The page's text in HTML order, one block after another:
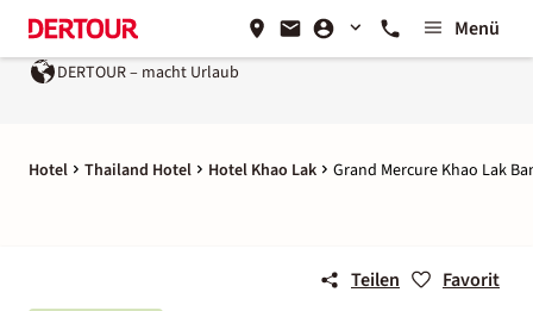
Menü
– macht Urlaub Ein Unternehmen der
Hotel Thailand Hotel Hotel Khao Lak Grand Mercure Khao Lak
Teilen Favorit